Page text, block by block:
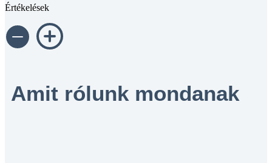
Értékelések
Amit rólunk mondanak